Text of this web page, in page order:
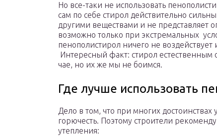
Но все-таки не использовать
сам по себе стирол действительно
другими веществами и не представляет
возможно только при экстремальных
пенополистирол ничего не
Интересный факт: стирол
чае, но их же мы не боимся.
Где лучше использовать
Дело в том, что при многих
горючесть. Поэтому строители
утепления: